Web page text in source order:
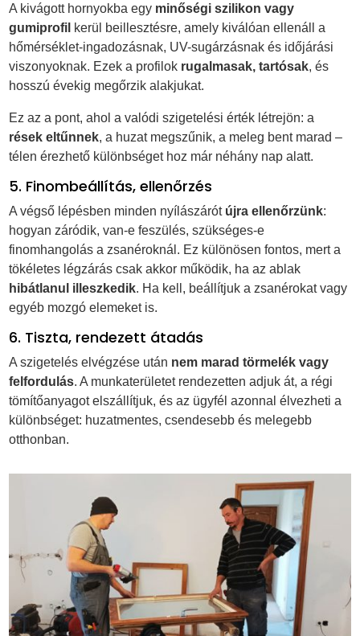
A kivágott hornyokba egy minőségi szilikon vagy
gumiprofil kerül beillesztésre, amely kiválóan ellenáll a
hőmérséklet-ingadozásnak, UV-sugárzásnak és időjárási
viszonyoknak. Ezek a profilok rugalmasak, tartósak, és
hosszú évekig megőrzik alakjukat.
Ez az a pont, ahol a valódi szigetelési érték létrejön: a
rések eltűnnek, a huzat megszűnik, a meleg bent marad –
télen érezhető különbséget hoz már néhány nap alatt.
5. Finombeállítás, ellenőrzés
A végső lépésben minden nyílászárót újra ellenőrzünk:
hogyan záródik, van-e feszülés, szükséges-e
finomhangolás a zsanéroknál. Ez különösen fontos, mert a
tökéletes légzárás csak akkor működik, ha az ablak
hibátlanul illeszkedik. Ha kell, beállítjuk a zsanérokat vagy
egyéb mozgó elemeket is.
6. Tiszta, rendezett átadás
A szigetelés elvégzése után nem marad törmelék vagy
felfordulás. A munkaterületet rendezetten adjuk át, a régi
tömítőanyagot elszállítjuk, és az ügyfél azonnal élvezheti a
különbséget: huzatmentes, csendesebb és melegebb
otthonban.